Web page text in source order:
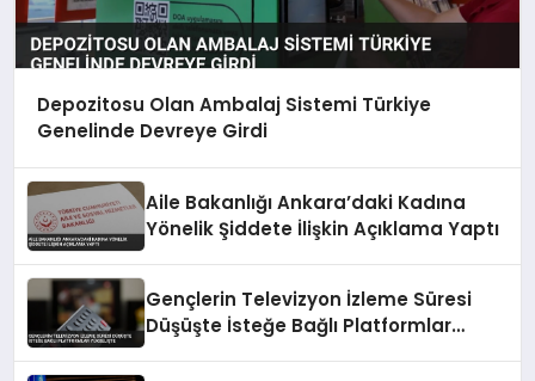
Depozitosu Olan Ambalaj Sistemi Türkiye
Genelinde Devreye Girdi
Aile Bakanlığı Ankara’daki Kadına
Yönelik Şiddete İlişkin Açıklama Yaptı
Gençlerin Televizyon İzleme Süresi
Düşüşte İsteğe Bağlı Platformlar